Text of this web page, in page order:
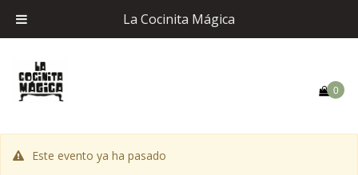
0
Este evento ya ha pasado
La Cocinita Mágica